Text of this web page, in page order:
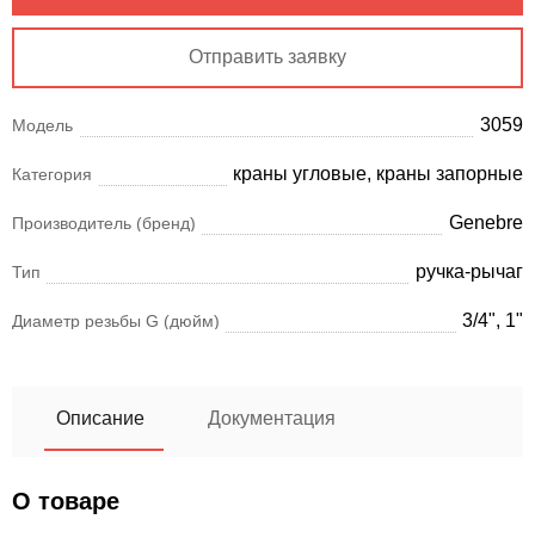
Отправить заявку
Модель 3059
Категория краны угловые, краны запорные
Производитель (бренд) Genebre
Тип ручка-рычаг
Диаметр резьбы G (дюйм) 3/4", 1"
Описание Документация
О товаре